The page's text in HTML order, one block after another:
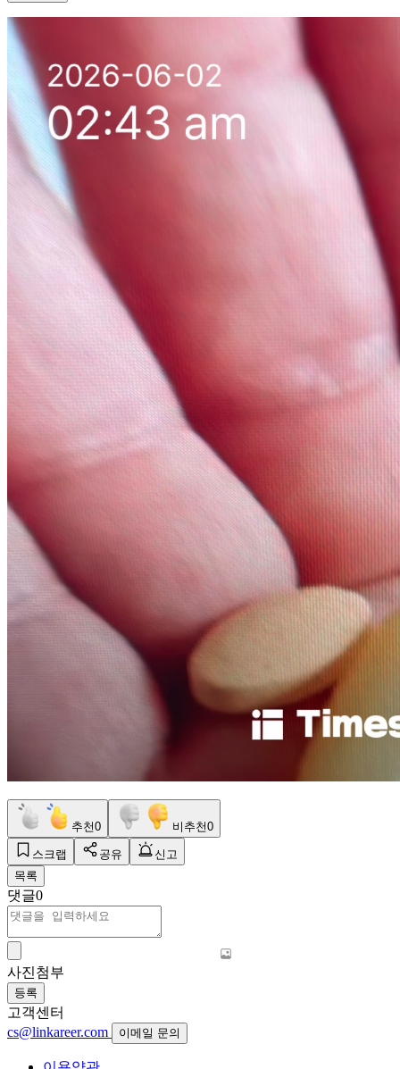
추천0 비추천0
스크랩 공유
신고
목록
댓글0
사진첨부
등록
고객센터
cs@linkareer.com
이메일 문의